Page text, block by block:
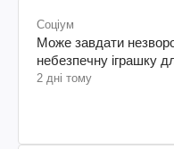
Соціум
Може завдати
небезпечну іграшку
2 дні тому